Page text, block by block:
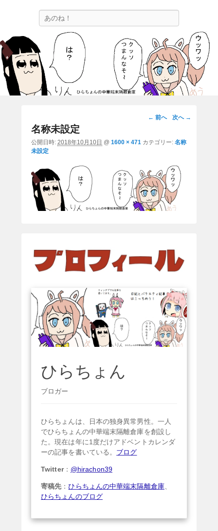
ひらちょんの中華端末隔離倉庫
ほたがページ上部にある検索バーを消してくれたサイトです。
画
ー
シ
ョ
ン
← 前へ 次へ →
名称未設定
公開日時: 2018年10月10日 @ 1600 × 471 カテゴリー: 名称
未設定
ひらちょん
ブロガー
ひらちょんは、日本の独身異常男性。一人
でひらちょんの中華端末隔離倉庫を創設し
た。現在は年に1度だけアドベントカレンダ
ーの記事を書いている。 ブログ
Twitter： @hirachon39
寄稿先 ：ひらちょんの中華端末隔離倉庫、
ひらちょんのブログ